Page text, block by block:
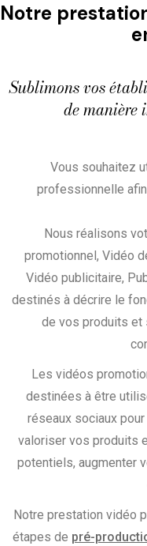
Notre
Sublimons vos
de manière
Vous souhaitez
professionnelle
Nous réalisons
promotionnel, Vidéo
Vidéo publicitaire,
destinés à décrire le
de vos produits et
Les vidéos
destinées à être
réseaux sociaux
valoriser vos produits
potentiels, augmenter
Notre prestation vidéo
étapes de pré-